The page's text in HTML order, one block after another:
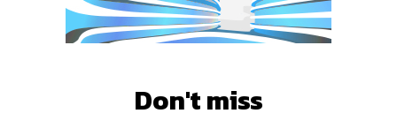
Don't miss